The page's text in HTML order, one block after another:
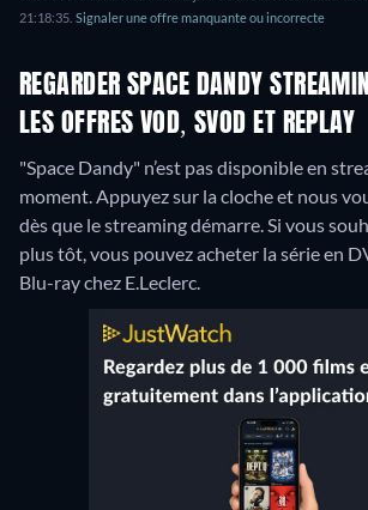
21:18:35. Signaler une offre manquante ou incorrecte
REGARDER SPACE DANDY
LES OFFRES VOD, SVOD ET REPLAY
"Space Dandy" n’est pas disponible en
moment. Appuyez sur la cloche et nous
dès que le streaming démarre. Si vous
plus tôt, vous pouvez acheter la série en
Blu-ray chez E.Leclerc.